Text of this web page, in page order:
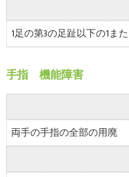
1足の第3の足趾以下の1ま
手指 機能障害
両手の手指の全部の用廃